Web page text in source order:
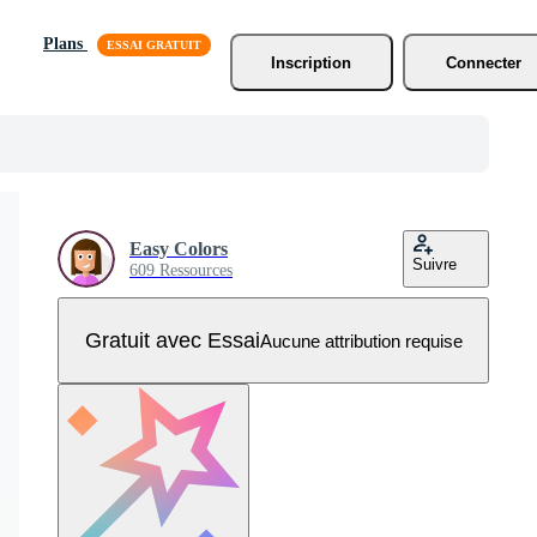
Plans
Inscription
Connecter
Easy Colors
609 Ressources Suivre
Gratuit avec EssaiAucune attribution requise